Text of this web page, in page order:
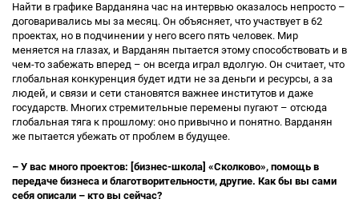
Найти в графике Варданяна час на интервью оказалось непросто –
договаривались мы за месяц. Он объясняет, что участвует в 62
проектах, но в подчинении у него всего пять человек. Мир
меняется на глазах, и Варданян пытается этому способствовать и в
чем-то забежать вперед – он всегда играл вдолгую. Он считает, что
глобальная конкуренция будет идти не за деньги и ресурсы, а за
людей, и связи и сети становятся важнее институтов и даже
государств. Многих стремительные перемены пугают – отсюда
глобальная тяга к прошлому: оно привычно и понятно. Варданян
же пытается убежать от проблем в будущее.
– У вас много проектов: [бизнес-школа] «Сколково», помощь в
передаче бизнеса и благотворительности, другие. Как бы вы сами
себя описали – кто вы сейчас?